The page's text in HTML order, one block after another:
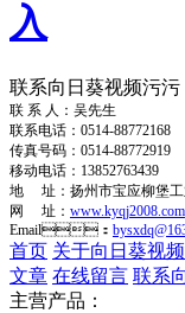
入
联系向日葵视频污污
联 系 人：吴先生
联系电话：0514-88772168
传真号码：0514-88772919
移动电话：13852763439
地 址：扬州市宝应柳堡
网 址： www.kyqj2008.com
Email：
首页 关于向日葵视
文章 在线留言 联系
主营产品：